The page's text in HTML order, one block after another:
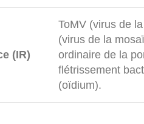
(IR)
ToMV (virus de
(virus de la
ordinaire de la
flétrissement
(oïdium).